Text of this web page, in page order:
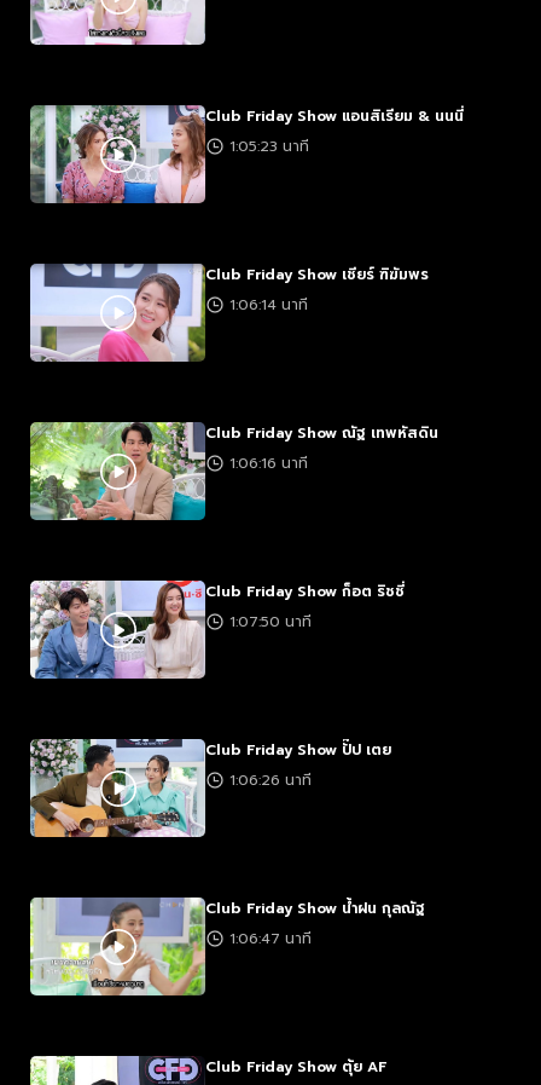
Club Friday Show แอนสิเรียม & นนนี่
1:05:23 นาที
Club Friday Show เชียร์ ฑิฆัมพร
1:06:14 นาที
Club Friday Show ณัฐ เทพหัสดิน
1:06:16 นาที
Club Friday Show ก็อต ริชชี่
1:07:50 นาที
Club Friday Show ปั๊ป เตย
1:06:26 นาที
Club Friday Show น้ำฝน กุลณัฐ
1:06:47 นาที
Club Friday Show ตุ้ย AF